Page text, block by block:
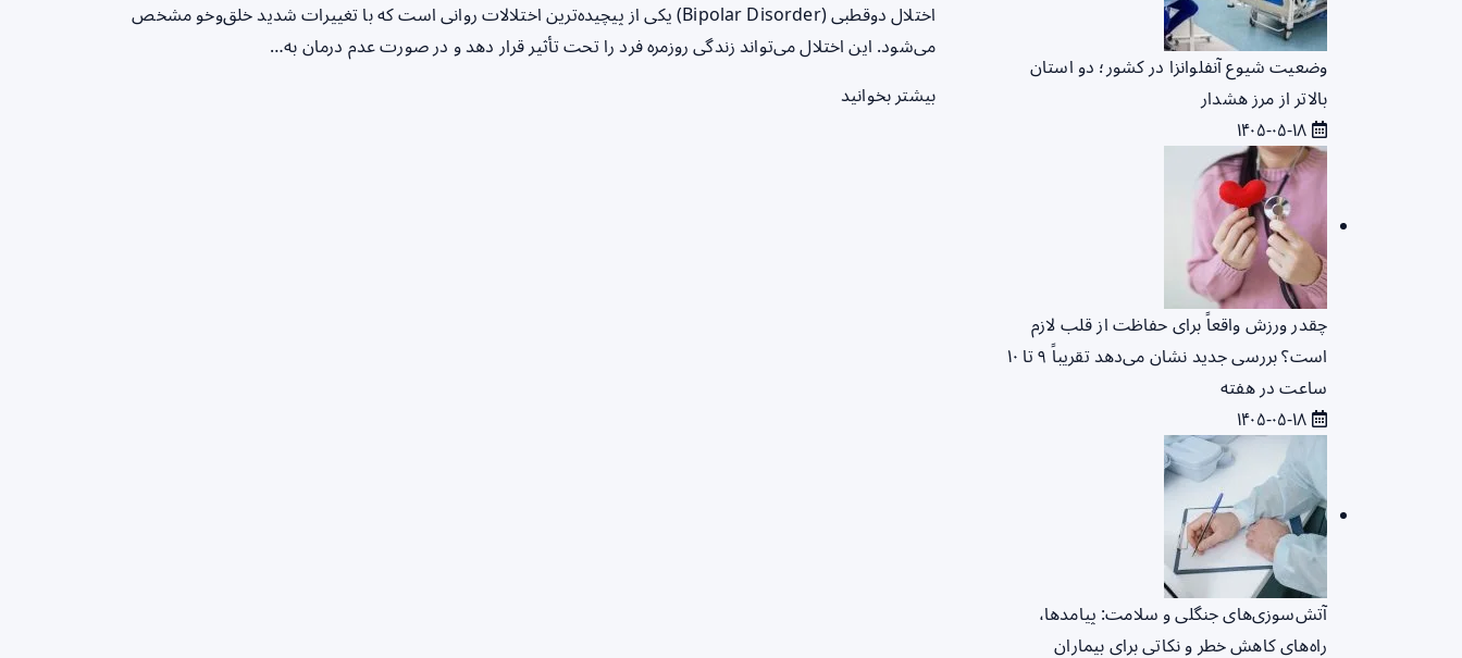
اختلال دوقطبی (Bipolar Disorder) یکی از پیچیده‌ترین اختلالات روانی است که با تغییرات شدید خلق‌وخو مشخص
می‌شود. این اختلال می‌تواند زندگی روزمره فرد را تحت تأثیر قرار دهد و در صورت عدم درمان به…
بیشتر بخوانید
وضعیت شیوع آنفلوانزا در کشور؛ دو استان
بالاتر از مرز هشدار
چقدر ورزش واقعاً برای حفاظت از قلب لازم
است؟ بررسی جدید نشان می‌دهد تقریباً ۹ تا ۱۰
ساعت در هفته
آتش‌سوزی‌های جنگلی و سلامت: پیامدها،
راه‌های کاهش خطر و نکاتی برای بیماران